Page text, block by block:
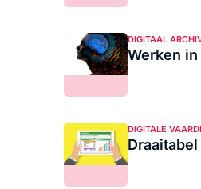
DIGITAAL
Werken
DIGITALE